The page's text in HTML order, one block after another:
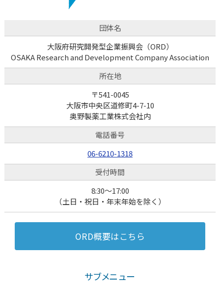
団体名
大阪府研究開発型企業振興会（ORD）
OSAKA Research and Development Company Association
所在地
〒541-0045
大阪市中央区道修町4-7-10
奥野製薬工業株式会社内
電話番号
06-6210-1318
受付時間
8:30～17:00
（土日・祝日・年末年始を除く）
ORD概要はこちら
サブメニュー